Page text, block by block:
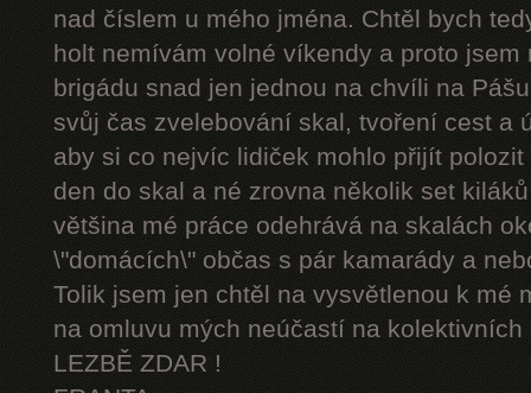
nad číslem u mého jména. Chtěl bych
holt nemívám volné víkendy a proto jsem
brigádu snad jen jednou na chvíli na
svůj čas zvelebování skal, tvoření cest a
aby si co nejvíc lidiček mohlo přijít
den do skal a né zrovna několik set
většina mé práce odehrává na skalách
\"domácích\" občas s pár kamarády a
Tolik jsem jen chtěl na vysvětlenou k mé
na omluvu mých neúčastí na
LEZBĚ ZDAR !